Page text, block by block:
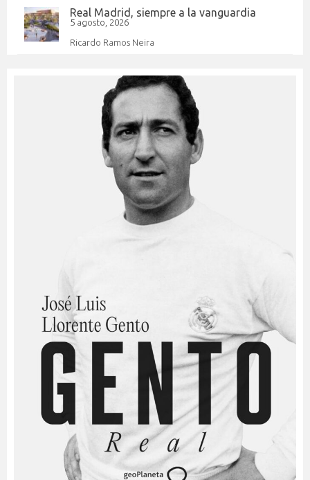
Real Madrid, siempre a la vanguardia
5 agosto, 2026
Ricardo Ramos Neira